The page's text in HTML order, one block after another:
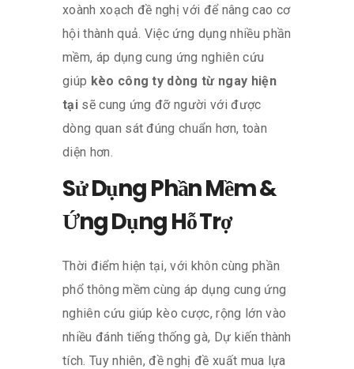
xoành xoạch đề nghị với để nâng cao cơ
hội thành quả. Việc ứng dụng nhiều phần
mềm, áp dụng cung ứng nghiên cứu
giúp kèo công ty dòng từ ngay hiện
tạisẽ cung ứng đỡ người với được
dòng quan sát đúng chuẩn hơn, toàn
diện hơn.
Sử Dụng Phần Mềm &
Ứng Dụng Hỗ Trợ
Thời điểm hiện tại, với khôn cùng phần
phổ thông mềm cùng áp dụng cung ứng
nghiên cứu giúp kèo cược, rộng lớn vào
nhiều đánh tiếng thống gà, Dự kiến thành
tích. Tuy nhiên, đề nghị đề xuất mua lựa